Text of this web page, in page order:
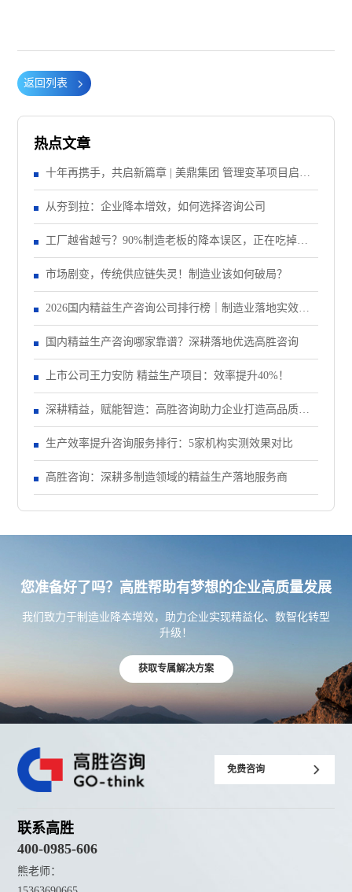
返回列表
热点文章
十年再携手，共启新篇章 | 美鼎集团 管理变革项目启动
大会顺利召开
从夯到拉：企业降本增效，如何选择咨询公司
工厂越省越亏？90%制造老板的降本误区，正在吃掉你
的纯利润
市场剧变，传统供应链失灵！制造业该如何破局？
2026国内精益生产咨询公司排行榜｜制造业落地实效机
构TOP5盘点
国内精益生产咨询哪家靠谱？深耕落地优选高胜咨询
上市公司王力安防 精益生产项目：效率提升40%！
深耕精益，赋能智造：高胜咨询助力企业打造高品质、
低成本、快交期核心竞争力
生产效率提升咨询服务排行：5家机构实测效果对比
高胜咨询：深耕多制造领域的精益生产落地服务商
您准备好了吗？高胜帮助有梦想的企业高质量发展
我们致力于制造业降本增效，助力企业实现精益化、数智化转型
升级！
获取专属解决方案
免费咨询
联系高胜
400-0985-606
熊老师：